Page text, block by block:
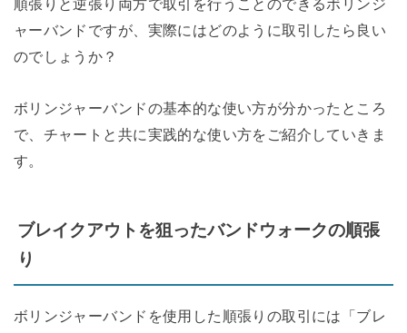
ャーバンドですが、実際にはどのように取引したら良い
のでしょうか？
ボリンジャーバンドの基本的な使い方が分かったところ
で、チャートと共に実践的な使い方をご紹介していきま
す。
ブレイクアウトを狙ったバンドウォークの順張
り
ボリンジャーバンドを使用した順張りの取引には「ブレ